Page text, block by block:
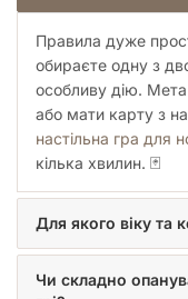
через ігровий
дію, а й частинку
жахливі істоти та,
свого пробудження.
жетонів міту та
перебувають на
обернутися
поразки. Це створює
чи варто ризикувати
коли навколо
кожну партію
Для кого ця
Правила дуже
обираєте одну з
особливу дію.
або мати карту з
настільна гра для
кілька хвилин. 🃏
Для якого віку та
Чи складно